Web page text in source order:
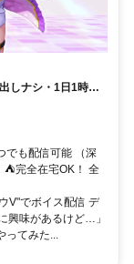
しナシ・1日1時間
でも配信可能 （深
完全在宅OK！ 全
V"でボイス配信 デ
興味があるけど…」
ってみた...